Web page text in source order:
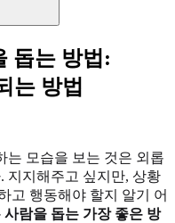
돕는 방법:
는 방법
는 모습을 보는 것은 외롭
지지해주고 싶지만, 상황
고 행동해야 할지 알기 어
사람을 돕는 가장 좋은 방